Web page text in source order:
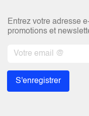
Entrez votre adresse
promotions et
S'enregistrer